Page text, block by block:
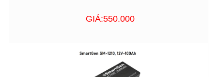
GIÁ:550.000